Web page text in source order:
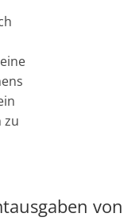
zu
von